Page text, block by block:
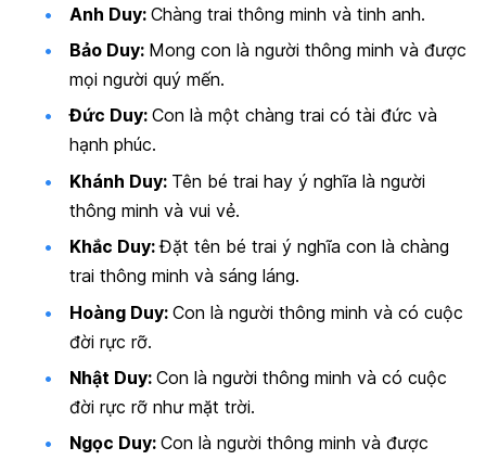
Anh Duy: Chàng trai thông minh và tinh anh.
Bảo Duy: Mong con là người thông minh và được
mọi người quý mến.
Đức Duy: Con là một chàng trai có tài đức và
hạnh phúc.
Khánh Duy: Tên bé trai hay ý nghĩa là người
thông minh và vui vẻ.
Khắc Duy:Đặt tên bé trai ý nghĩa con là chàng
trai thông minh và sáng láng.
Hoàng Duy: Con là người thông minh và có cuộc
đời rực rỡ.
Nhật Duy: Con là người thông minh và có cuộc
đời rực rỡ như mặt trời.
Ngọc Duy: Con là người thông minh và được